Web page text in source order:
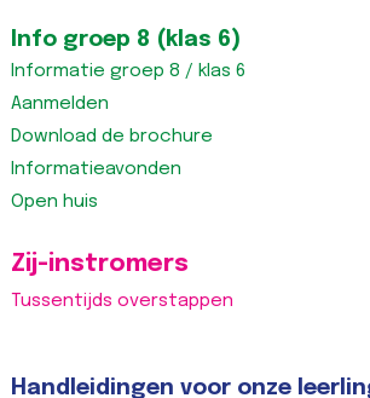
Info groep 8 (klas 6)
Informatie groep 8 / klas 6
Aanmelden
Download de brochure
Informatieavonden
Open huis
Zij-instromers
Tussentijds overstappen
Handleidingen voor onze